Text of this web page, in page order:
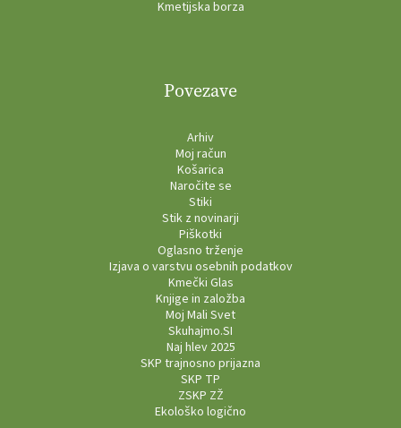
Kmetijska borza
Povezave
Arhiv
Moj račun
Košarica
Naročite se
Stiki
Stik z novinarji
Piškotki
Oglasno trženje
Izjava o varstvu osebnih podatkov
Kmečki Glas
Knjige in založba
Moj Mali Svet
Skuhajmo.SI
Naj hlev 2025
SKP trajnosno prijazna
SKP TP
ZSKP ZŽ
Ekološko logično